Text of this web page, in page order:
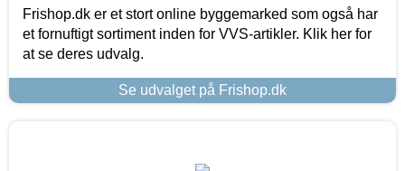
Frishop.dk er et stort online byggemarked som også har
et fornuftigt sortiment inden for VVS-artikler. Klik her for
at se deres udvalg.
Se udvalget på Frishop.dk